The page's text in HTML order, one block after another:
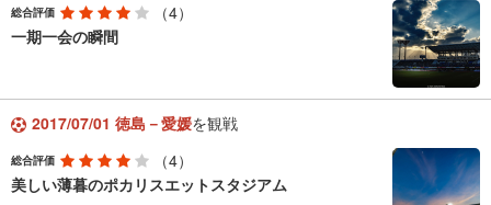
総合評価
（4）
一期一会の瞬間
2017/07/01 徳島－愛媛を観戦
総合評価
（4）
美しい薄暮のポカリスエットスタジアム